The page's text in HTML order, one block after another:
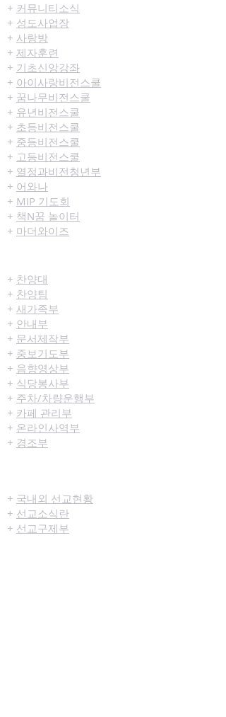
+ 커뮤니티​소식
+ 성도사업장
+ 사랑방
+ 제자훈련
+ 기초신앙강좌
+ 아이사랑비전스쿨
+ 꿈나무비전스쿨
+ 유년비전스쿨
+ 초등비전스쿨
+ 중등비전스쿨
+ 고등비전스쿨
+ 열정과비전청년부
+ 어와나
+ MIP 기도회
+ 책N꿈 놀이터
+ 마더와이즈
+ 찬양대
+ 찬양팀
+ 새가족부
+ 안내부
+ 문서제작부
+ 중보기도부
+ 음향영상부
+ 식당봉사부
+ 주차/차량운행부
+ 카페 관리부
+ 온라인사역부
+ 경조부
+ 국내외 선교현황
+ 선교소식란
+ 선교구제부